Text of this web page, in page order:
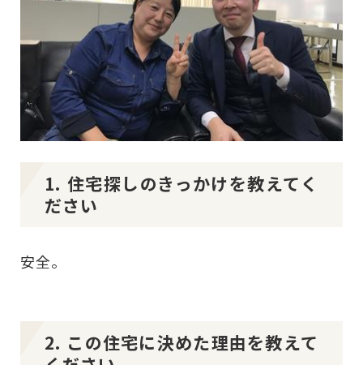
1. 住宅探しのきっかけを教えてく
ださい
安全。
2. この住宅に決めた理由を教えて